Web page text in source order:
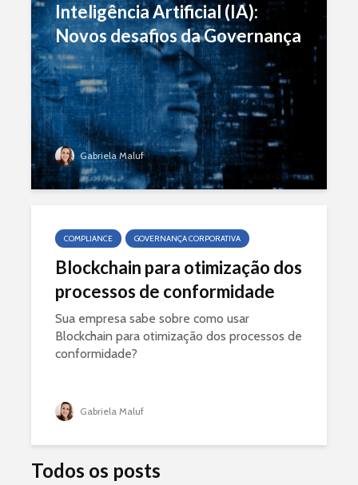
Inteligência Artificial (IA):
Novos desafios da Governança
Gabriela Maluf
COMPLIANCE GOVERNANÇA CORPORATIVA
Blockchain para otimização dos
processos de conformidade
Sua empresa sabe sobre como usar
Blockchain para otimização dos processos de
conformidade?
Gabriela Maluf
Todos os posts